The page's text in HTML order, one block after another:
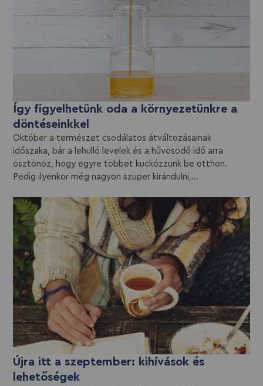
Így figyelhetünk oda a környezetünkre a
döntéseinkkel
Október a természet csodálatos átváltozásainak
időszaka, bár a lehulló levelek és a hűvösödő idő arra
ösztönöz, hogy egyre többet kuckózzunk be otthon.
Pedig ilyenkor még nagyon szuper kirándulni,...
Újra itt a szeptember: kihívások és
lehetőségek